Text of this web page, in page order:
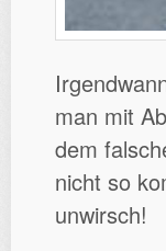
man mit
dem
nicht so
unwirsch!